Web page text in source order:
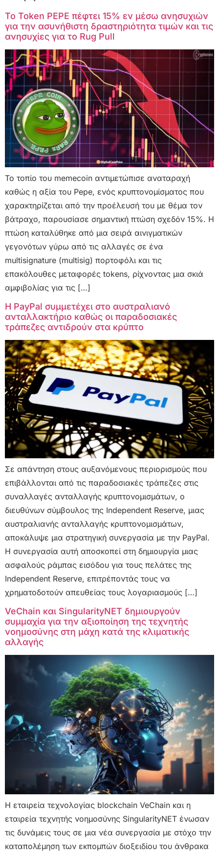
Το Token PEPE πέφτει 15% εν μέσω ανησυχιών
για την ασυνήθιστη δραστηριότητα τιμών και τις
ανησυχίες για το Rug Pull
Το τοπίο του memecoin αντιμετώπισε αναταραχή
καθώς η αξία του Pepe, ενός κρυπτονομίσματος που
χαρακτηρίζεται από την προέλευσή του με θέμα τον
βάτραχο, παρουσίασε σημαντική πτώση σχεδόν 15%. Η
πτώση καταλύθηκε από μια σειρά αινιγματικών
γεγονότων γύρω από τις αλλαγές σε ένα
multisignature (multisig) πορτοφόλι και τις
επακόλουθες μεταφορές tokens, ρίχνοντας μια σκιά
αμφιβολίας για τις […]
Η PayPal συμμετέχει στο αυστραλιανό
ανταλλακτήριο καθώς οι παραδοσιακές
τράπεζες αντιδρούν στα κρύπτο
Σε απάντηση στους αυξανόμενους περιορισμούς που
επιβάλλονται από τις παραδοσιακές τράπεζες στις
συναλλαγές ανταλλαγής κρυπτονομισμάτων, ο
διευθύνων σύμβουλος της Independent Reserve, μιας
αυστραλιανής ανταλλαγής κρυπτονομισμάτων,
αποκάλυψε μια στρατηγική συνεργασία με την PayPal.
Η συνεργασία αυτή αποσκοπεί στη δημιουργία μιας
ασφαλούς ράμπας εισόδου για τους πελάτες της
Independent Reserve, επιτρέποντάς τους να
χρηματοδοτούν απευθείας τους λογαριασμούς […]
VeChain και SingularityNET δημιουργούν
συμμαχία για την αξιοποίηση της τεχνητής
νοημοσύνης στη μάχη κατά της κλιματικής
αλλαγής
Η εταιρεία τεχνολογίας blockchain VeChain και η
εταιρεία τεχνητής νοημοσύνης SingularityNET ένωσαν
τις δυνάμεις τους σε μια νέα συνεργασία με στόχο την
καταπολέμηση των εκπομπών διοξειδίου του άνθρακα